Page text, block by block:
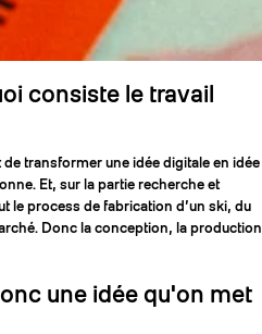
consiste le travail
transformer une idée digitale en idée
Et, sur la partie recherche et
le process de fabrication d’un ski, du
Donc la conception, la production
une idée qu'on met